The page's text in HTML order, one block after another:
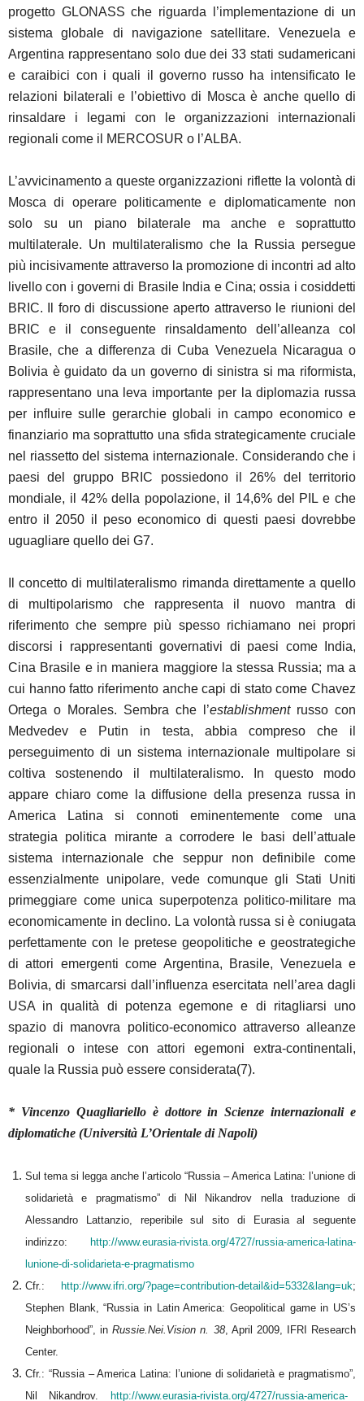
progetto GLONASS che riguarda l’implementazione di un
sistema globale di navigazione satellitare. Venezuela e
Argentina rappresentano solo due dei 33 stati sudamericani
e caraibici con i quali il governo russo ha intensificato le
relazioni bilaterali e l’obiettivo di Mosca è anche quello di
rinsaldare i legami con le organizzazioni internazionali
regionali come il MERCOSUR o l’ALBA.
L’avvicinamento a queste organizzazioni riflette la volontà di
Mosca di operare politicamente e diplomaticamente non
solo su un piano bilaterale ma anche e soprattutto
multilaterale. Un multilateralismo che la Russia persegue
più incisivamente attraverso la promozione di incontri ad alto
livello con i governi di Brasile India e Cina; ossia i cosiddetti
BRIC. Il foro di discussione aperto attraverso le riunioni del
BRIC e il conseguente rinsaldamento dell’alleanza col
Brasile, che a differenza di Cuba Venezuela Nicaragua o
Bolivia è guidato da un governo di sinistra si ma riformista,
rappresentano una leva importante per la diplomazia russa
per influire sulle gerarchie globali in campo economico e
finanziario ma soprattutto una sfida strategicamente cruciale
nel riassetto del sistema internazionale. Considerando che i
paesi del gruppo BRIC possiedono il 26% del territorio
mondiale, il 42% della popolazione, il 14,6% del PIL e che
entro il 2050 il peso economico di questi paesi dovrebbe
uguagliare quello dei G7.
Il concetto di multilateralismo rimanda direttamente a quello
di multipolarismo che rappresenta il nuovo mantra di
riferimento che sempre più spesso richiamano nei propri
discorsi i rappresentanti governativi di paesi come India,
Cina Brasile e in maniera maggiore la stessa Russia; ma a
cui hanno fatto riferimento anche capi di stato come Chavez
Ortega o Morales. Sembra che l’establishmentrusso con
Medvedev e Putin in testa, abbia compreso che il
perseguimento di un sistema internazionale multipolare si
coltiva sostenendo il multilateralismo. In questo modo
appare chiaro come la diffusione della presenza russa in
America Latina si connoti eminentemente come una
strategia politica mirante a corrodere le basi dell’attuale
sistema internazionale che seppur non definibile come
essenzialmente unipolare, vede comunque gli Stati Uniti
primeggiare come unica superpotenza politico-militare ma
economicamente in declino. La volontà russa si è coniugata
perfettamente con le pretese geopolitiche e geostrategiche
di attori emergenti come Argentina, Brasile, Venezuela e
Bolivia, di smarcarsi dall’influenza esercitata nell’area dagli
USA in qualità di potenza egemone e di ritagliarsi uno
spazio di manovra politico-economico attraverso alleanze
regionali o intese con attori egemoni extra-continentali,
quale la Russia può essere considerata(7).
* Vincenzo Quagliariello è dottore in Scienze internazionali e
diplomatiche (Università L’Orientale di Napoli)
Sul tema si legga anche l’articolo “Russia – America Latina: l’unione di
solidarietà e pragmatismo” di Nil Nikandrov nella traduzione di
Alessandro Lattanzio, reperibile sul sito di Eurasia al seguente
indirizzo:
http://www.eurasia-rivista.org/4727/russia-america-latina-
lunione-di-solidarieta-e-pragmatismo
Cfr.:
http://www.ifri.org/?page=contribution-detail&id=5332&lang=uk;
Stephen Blank, “Russia in Latin America: Geopolitical game in US’s
Neighborhood”, inRussie.Nei.Vision n. 38, April 2009, IFRI Research
Center.
Cfr.: “Russia – America Latina: l’unione di solidarietà e pragmatismo”,
Nil Nikandrov.
http://www.eurasia-rivista.org/4727/russia-america-